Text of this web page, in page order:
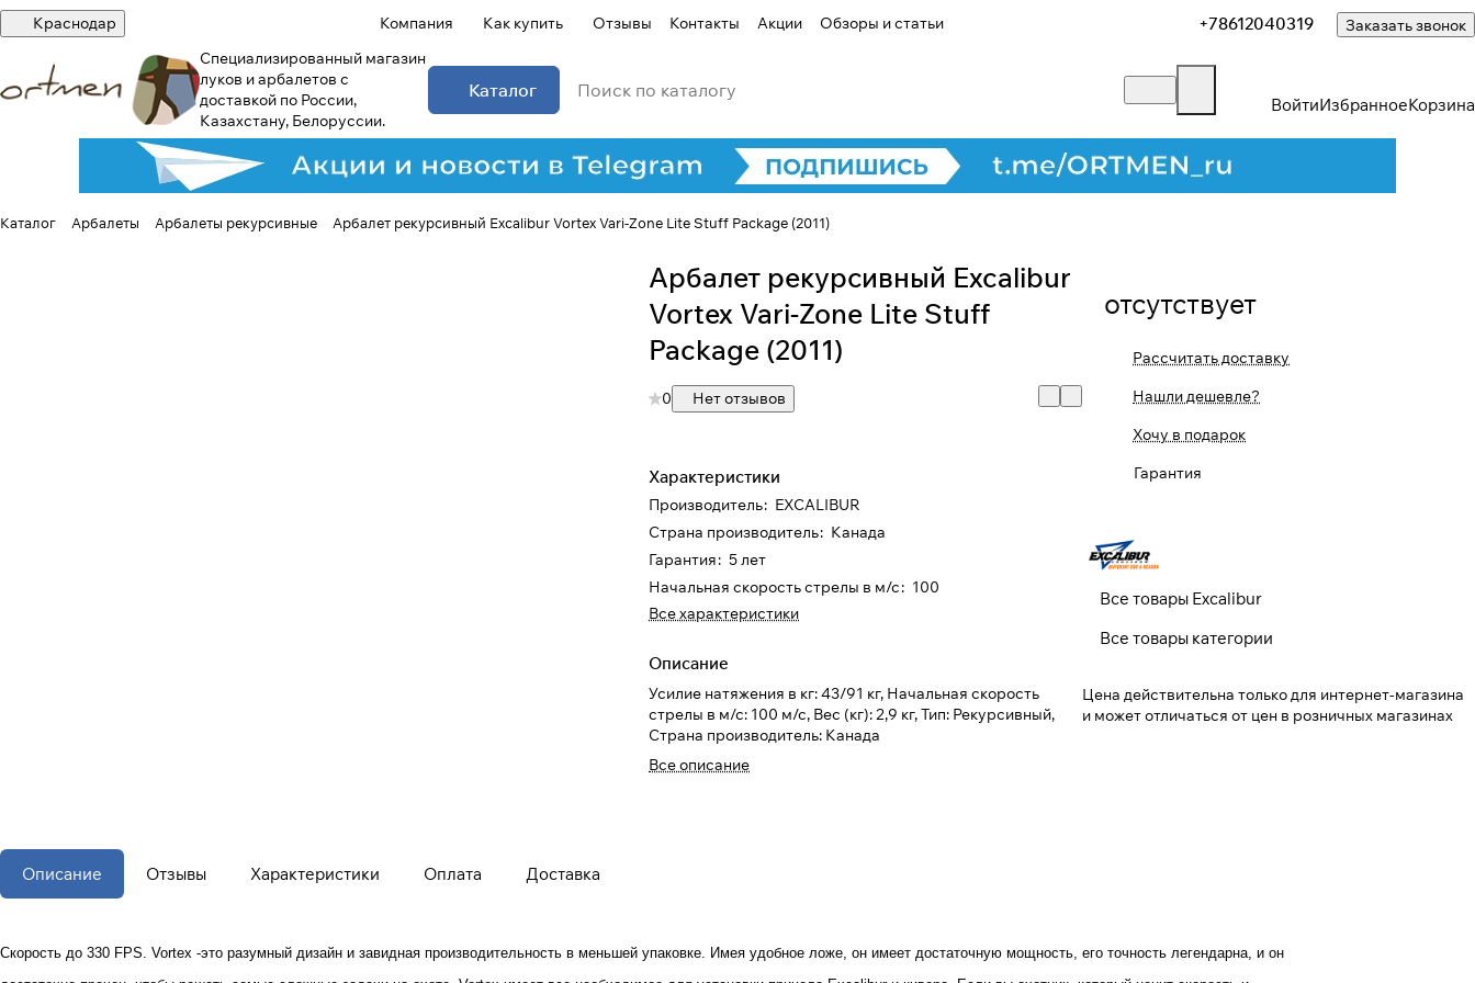
Краснодар Компания Как купить Отзывы Контакты Акции Обзоры и статьи +78612040319 Заказать звонок
Специализированный магазин
луков и арбалетов с
доставкой по России,
Казахстану, Белоруссии.
Каталог
ВойтиИзбранноеКорзина
Каталог Арбалеты Арбалеты рекурсивные Арбалет рекурсивный Excalibur Vortex Vari-Zone Lite Stuff Package (2011)
Арбалет рекурсивный Excalibur
Vortex Vari-Zone Lite Stuff
Package (2011)
0 Нет отзывов
Характеристики
Производитель: EXCALIBUR
Страна производитель: Канада
Гарантия: 5 лет
Начальная скорость стрелы в м/с: 100
Все характеристики
Описание
Усилие натяжения в кг: 43/91 кг, Начальная скорость
стрелы в м/с: 100 м/с, Вес (кг): 2,9 кг, Тип: Рекурсивный,
Страна производитель: Канада
Все описание
отсутствует
Рассчитать доставку
Нашли дешевле?
Хочу в подарок
Гарантия
Все товары Excalibur
Все товары категории
Цена действительна только для интернет-магазина
и может отличаться от цен в розничных магазинах
Описание Отзывы Характеристики Оплата Доставка
Скорость до 330 FPS. Vortex -это разумный дизайн и завидная производительность в меньшей упаковке. Имея удобное ложе, он имеет достаточную мощность, его точность легендарна, и он
Для клиентов всех банков
оплату на части